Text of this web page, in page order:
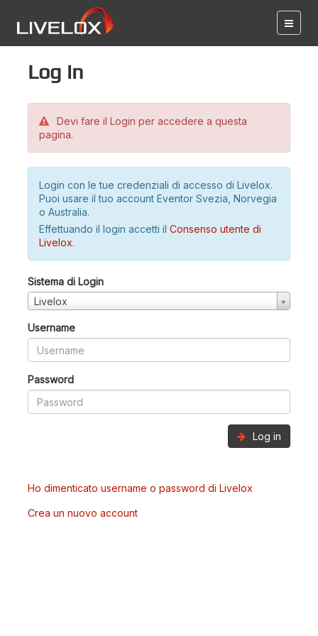
Log in
Devi fare il Login per accedere a questa
pagina.
Login con le tue credenziali di accesso di Livelox.
Puoi usare il tuo account Eventor Svezia, Norvegia
o Australia.
Effettuando il login accetti il Consenso utente di
Livelox.
Sistema di Login
Livelox
Username
Password
Log in
Ho dimenticato username o password di Livelox
Crea un nuovo account